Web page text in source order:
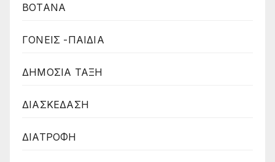
ΒΟΤΑΝΑ
ΓΟΝΕΙΣ -ΠΑΙΔΙΑ
ΔΗΜΟΣΙΑ ΤΑΞΗ
ΔΙΑΣΚΕΔΑΣΗ
ΔΙΑΤΡΟΦΗ